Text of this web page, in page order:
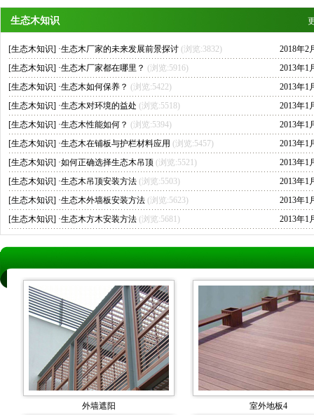
生态木知识
[生态木知识] ·生态木厂家的未来发展前景探讨 (浏览:3832)
2018年2
[生态木知识] ·生态木厂家都在哪里？ (浏览:5916)
2013年1
[生态木知识] ·生态木如何保养？ (浏览:5422)
2013年1
[生态木知识] ·生态木对环境的益处 (浏览:5518)
2013年1
[生态木知识] ·生态木性能如何？ (浏览:5394)
2013年1
[生态木知识] ·生态木在铺板与护栏材料应用 (浏览:5457)
2013年1
[生态木知识] ·如何正确选择生态木吊顶 (浏览:5521)
2013年1
[生态木知识] ·生态木吊顶安装方法 (浏览:5503)
2013年1
[生态木知识] ·生态木外墙板安装方法 (浏览:5623)
2013年1
[生态木知识] ·生态木方木安装方法 (浏览:5681) 2013年1
外墙遮阳 室外地板4